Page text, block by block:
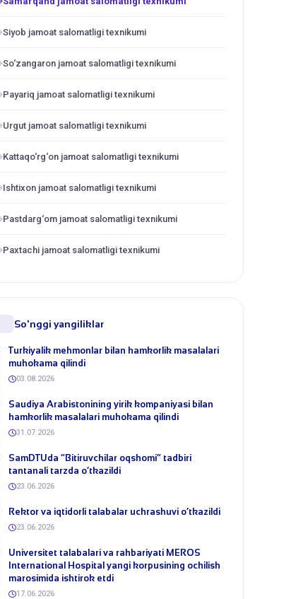
Siyob jamoat salomatligi texnikumi
So‘zangaron jamoat salomatligi texnikumi
Payariq jamoat salomatligi texnikumi
Urgut jamoat salomatligi texnikumi
Kattaqo‘rg‘on jamoat salomatligi texnikumi
Ishtixon jamoat salomatligi texnikumi
Pastdarg‘om jamoat salomatligi texnikumi
Paxtachi jamoat salomatligi texnikumi
So'nggi yangiliklar
Turkiyalik mehmonlar bilan hamkorlik masalalari
muhokama qilindi
03.08.2026
​Saudiya Arabistonining yirik kompaniyasi bilan
hamkorlik masalalari muhokama qilindi
31.07.2026
​SamDTUda “Bitiruvchilar oqshomi” tadbiri
tantanali tarzda o‘tkazildi
23.06.2026
​Rektor va iqtidorli talabalar uchrashuvi o‘tkazildi
23.06.2026
Universitet talabalari va rahbariyati MEROS
International Hospital yangi korpusining ochilish
marosimida ishtirok etdi
17.06.2026